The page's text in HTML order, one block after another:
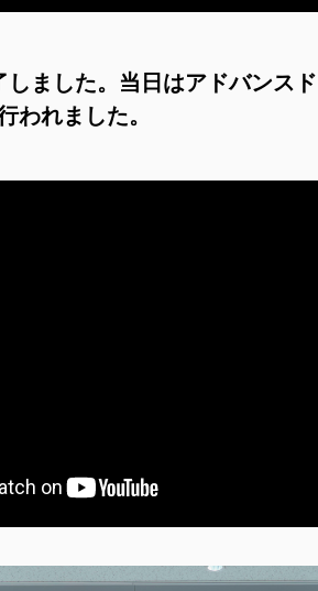
ました。当日はアドバンス
われました。